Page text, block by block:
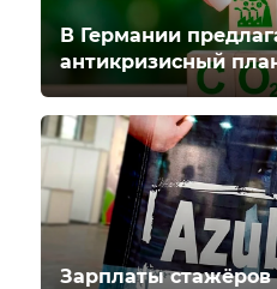
В Германии
антикризисный
Зарплаты стажёров